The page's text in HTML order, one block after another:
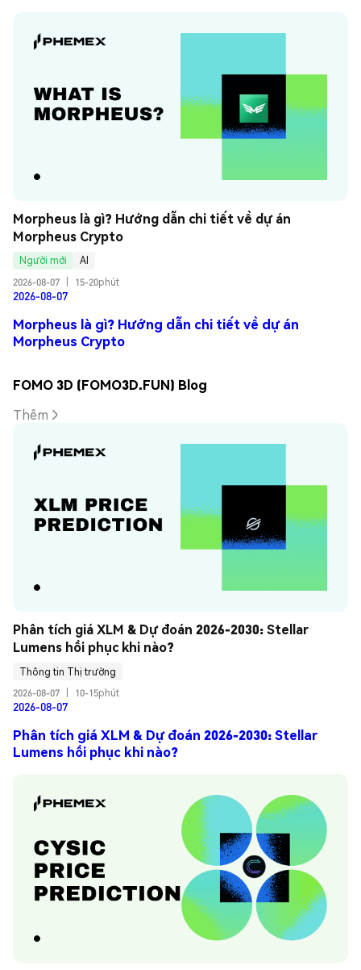
Morpheus là gì? Hướng dẫn chi tiết về dự án
Morpheus Crypto
Người mới
AI
2026-08-07
15-20phút
2026-08-07
Morpheus là gì? Hướng dẫn chi tiết về dự án
Morpheus Crypto
FOMO 3D (FOMO3D.FUN) Blog
Thêm
Phân tích giá XLM & Dự đoán 2026-2030: Stellar
Lumens hồi phục khi nào?
Thông tin Thị trường
2026-08-07
10-15phút
2026-08-07
Phân tích giá XLM & Dự đoán 2026-2030: Stellar
Lumens hồi phục khi nào?